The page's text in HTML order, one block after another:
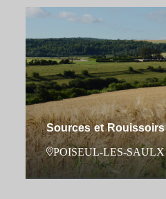
Sources et Rouissoirs
POISEUL-LES-SAULX